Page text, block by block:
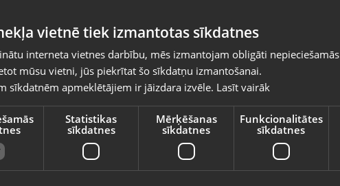
Ariete 2962 Chocolate Fountain
Stāvoklis Mazlietots (Garantija 12 mēneši)
13.00€
valsti
Vietnes saturs būs attēlots izvēlētajā valodā
Valsts
Valoda
vietnē tiek izmantotas sīkdatnes
interneta vietnes darbību, mēs izmantojam obligāti
mūsu vietni, jūs piekrītat šo sīkdatņu izmantošanai.
sīkdatnēm apmeklētājiem ir jāizdara izvēle. Lasīt vairāk
Statistikas
sīkdatnes
Mērķēšanas
sīkdatnes
Funkcionalitātes
sīkdatnes